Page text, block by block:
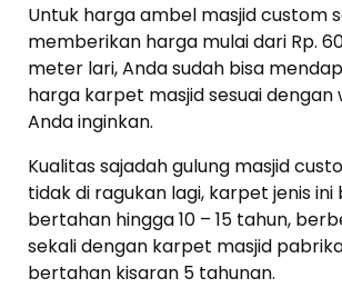
Untuk harga ambel masjid custom
memberikan harga mulai dari Rp.
meter lari, Anda sudah bisa
harga karpet masjid sesuai dengan
Anda inginkan.
Kualitas sajadah gulung masjid
tidak di ragukan lagi, karpet jenis ini
bertahan hingga 10 – 15 tahun,
sekali dengan karpet masjid
bertahan kisaran 5 tahunan.